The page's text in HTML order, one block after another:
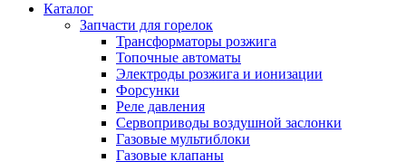
Каталог
Запчасти для горелок
Трансформаторы розжига
Топочные автоматы
Электроды розжига и ионизации
Форсунки
Реле давления
Сервоприводы воздушной заслонки
Газовые мультиблоки
Газовые клапаны